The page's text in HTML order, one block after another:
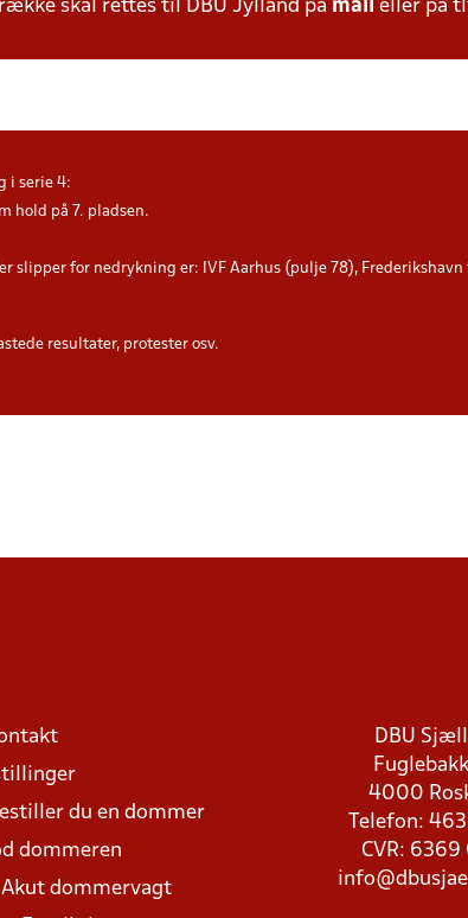
skal rettes til DBU Jylland på mail eller på
i serie 4:
hold på 7. pladsen.
slipper for nedrykning er: IVF Aarhus (pulje 78),
resultater, protester osv.
du en dommer
dommeren
Akut dommervagt
DBU
4000
Telefon:
CVR: 6369